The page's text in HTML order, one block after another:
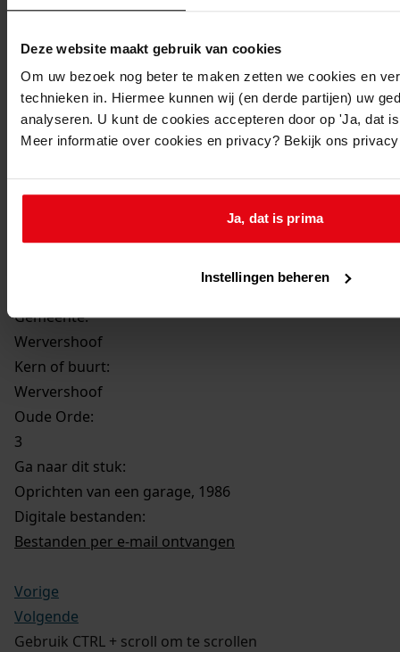
Deze website maakt gebruik van cookies
Om uw bezoek nog beter te maken zetten we cookies en
technieken in. Hiermee kunnen wij (en derde partijen) uw
analyseren. U kunt de cookies accepteren door op 'Ja, dat
Meer informatie over cookies en privacy? Bekijk ons
Ja, dat is prima
Instellingen beheren
1986
Oprichten van een garage
Datum vergunning:
27-05-1986
Adres:
Wervershoof, sectie A 1018
Gemeente:
Wervershoof
Kern of buurt:
Wervershoof
Oude Orde:
3
Ga naar dit stuk:
Oprichten van een garage, 1986
Digitale bestanden:
Bestanden per e-mail ontvangen
Vorige
Volgende
Gebruik CTRL + scroll om te scrollen